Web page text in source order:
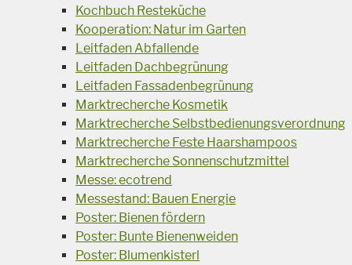
Kochbuch Resteküche
Kooperation: Natur im Garten
Leitfaden Abfallende
Leitfaden Dachbegrünung
Leitfaden Fassadenbegrünung
Marktrecherche Kosmetik
Marktrecherche Selbstbedienungsverordnung
Marktrecherche Feste Haarshampoos
Marktrecherche Sonnenschutzmittel
Messe: ecotrend
Messestand: Bauen Energie
Poster: Bienen fördern
Poster: Bunte Bienenweiden
Poster: Blumenkisterl